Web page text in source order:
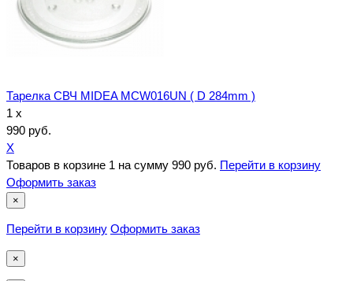
Тарелка СВЧ MIDEA MCW016UN ( D 284mm )
1 x
990 руб.
X
Товаров в корзине 1 на сумму 990 руб. Перейти в корзину
Оформить заказ
×
Перейти в корзину Оформить заказ
×